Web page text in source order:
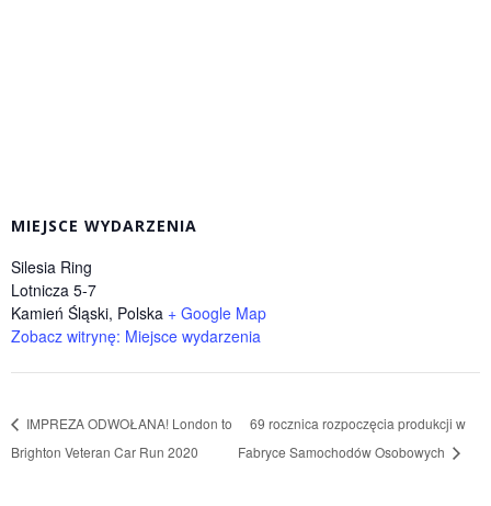
MIEJSCE WYDARZENIA
Silesia Ring
Lotnicza 5-7
Kamień Śląski, Polska + Google Map
Zobacz witrynę: Miejsce wydarzenia
IMPREZA ODWOŁANA! London to
Brighton Veteran Car Run 2020
69 rocznica rozpoczęcia produkcji w
Fabryce Samochodów Osobowych